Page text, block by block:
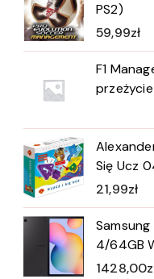
PS2)
59,99zł
F1
Się Ucz
21,99zł
4/64GB
1428,00